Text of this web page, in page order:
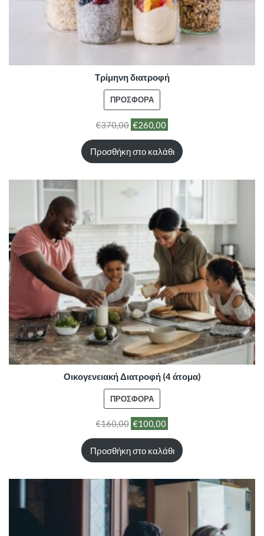
Τρίμηνη διατροφή
ΠΡΟΣΦΟΡΆΠΡΟΪΌΝ
ΠΡΟΣΦΟΡΆ
€370,00 €260,00
Προσθήκη στο καλάθι
Οικογενειακή Διατροφή (4 άτομα)
ΠΡΟΣΦΟΡΆΠΡΟΪΌΝ
ΠΡΟΣΦΟΡΆ
€160,00 €100,00
Προσθήκη στο καλάθι